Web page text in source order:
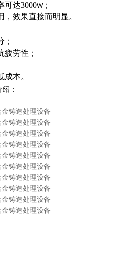
可达3000W；
效果直接而明显。
；
疲劳性 ；
成本。
绍：